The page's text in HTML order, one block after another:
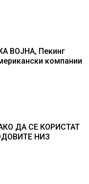
ВОЈНА, Пекинг
компании
ДА СЕ КОРИСТАТ
НИЗ